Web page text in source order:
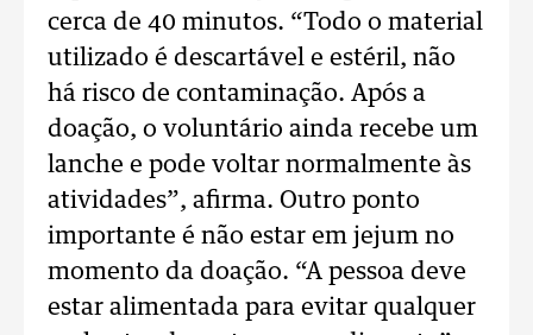
cerca de 40 minutos. “Todo o material
utilizado é descartável e estéril, não
há risco de contaminação. Após a
doação, o voluntário ainda recebe um
lanche e pode voltar normalmente às
atividades”, afirma. Outro ponto
importante é não estar em jejum no
momento da doação. “A pessoa deve
estar alimentada para evitar qualquer